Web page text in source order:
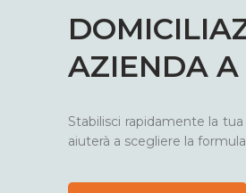
AZIENDA A
Stabilisci rapidamente la
aiuterà a scegliere la